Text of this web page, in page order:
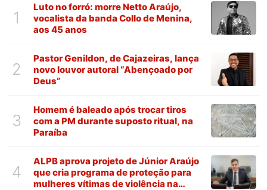
1
Luto no forró: morre Netto Araújo,
vocalista da banda Collo de Menina,
aos 45 anos
2
Pastor Genildon, de Cajazeiras, lança
novo louvor autoral “Abençoado por
Deus”
3
Homem é baleado após trocar tiros
com a PM durante suposto ritual, na
Paraíba
4
ALPB aprova projeto de Júnior Araújo
que cria programa de proteção para
mulheres vítimas de violência na